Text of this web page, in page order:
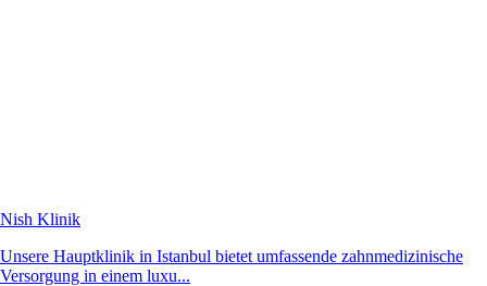
Nish Klinik
Unsere Hauptklinik in Istanbul bietet umfassende zahnmedizinische
Versorgung in einem luxu...